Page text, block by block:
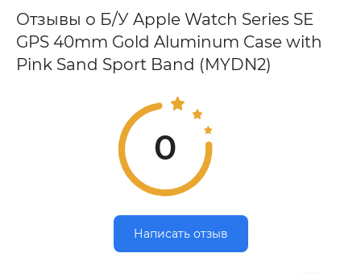
Отзывы о Б/У Apple Watch Series SE
GPS 40mm Gold Aluminum Case with
Pink Sand Sport Band (MYDN2)
0
Написать отзыв